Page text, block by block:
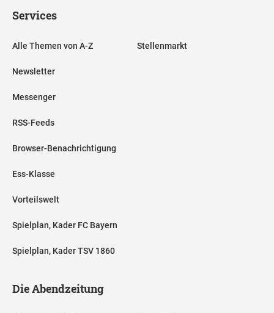
Services
Alle Themen von A-Z
Newsletter
Messenger
RSS-Feeds
Browser-Benachrichtigung
Ess-Klasse
Vorteilswelt
Spielplan, Kader FC Bayern
Spielplan, Kader TSV 1860
Stellenmarkt
Die Abendzeitung